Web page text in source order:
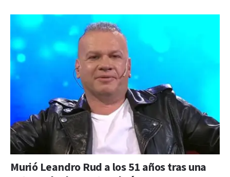
Murió Leandro Rud a los 51 años tras una